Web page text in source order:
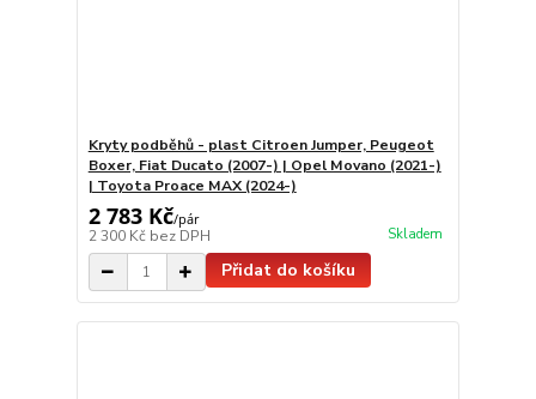
Kryty podběhů - plast Citroen Jumper, Peugeot
Boxer, Fiat Ducato (2007-) | Opel Movano (2021-)
| Toyota Proace MAX (2024-)
2 783 Kč/pár
2 300 Kč bez DPH Skladem
Přidat do košíku